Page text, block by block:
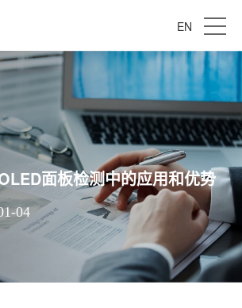
EN
面板检测中的应用和优势
04